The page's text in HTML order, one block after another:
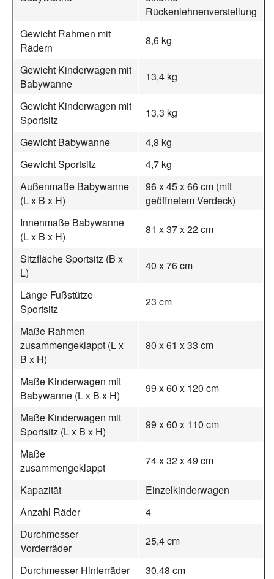
Rückenlehnenverstellung
Gewicht Rahmen mit
Rädern
8,6 kg
Gewicht Kinderwagen mit
Babywanne
13,4 kg
Gewicht Kinderwagen mit
Sportsitz
13,3 kg
Gewicht Babywanne
4,8 kg
Gewicht Sportsitz
4,7 kg
Außenmaße Babywanne
(L x B x H)
96 x 45 x 66 cm (mit
geöffnetem Verdeck)
Innenmaße Babywanne
(L x B x H)
81 x 37 x 22 cm
Sitzfläche Sportsitz (B x
L)
40 x 76 cm
Länge Fußstütze
Sportsitz
23 cm
Maße Rahmen
zusammengeklappt (L x
B x H)
80 x 61 x 33 cm
Maße Kinderwagen mit
Babywanne (L x B x H)
99 x 60 x 120 cm
Maße Kinderwagen mit
Sportsitz (L x B x H)
99 x 60 x 110 cm
Maße
zusammengeklappt
74 x 32 x 49 cm
Kapazität
Einzelkinderwagen
Anzahl Räder
4
Durchmesser
Vorderräder
25,4 cm
Durchmesser Hinterräder 30,48 cm